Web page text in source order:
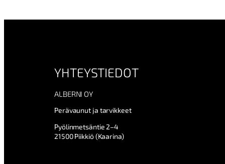
YHTEYSTIEDOT
ALBERNI OY
Perävaunut ja tarvikkeet
Pyölinmetsäntie 2–4
21500 Piikkiö (Kaarina)